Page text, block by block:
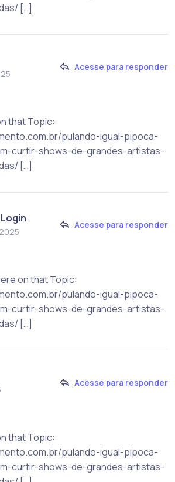
[…]
Acesse para responder
that Topic:
pulando-igual-pipoca-
curtir-shows-de-grandes-artistas-
[…]
Acesse para responder
on that Topic:
pulando-igual-pipoca-
curtir-shows-de-grandes-artistas-
[…]
Acesse para responder
that Topic:
pulando-igual-pipoca-
curtir-shows-de-grandes-artistas-